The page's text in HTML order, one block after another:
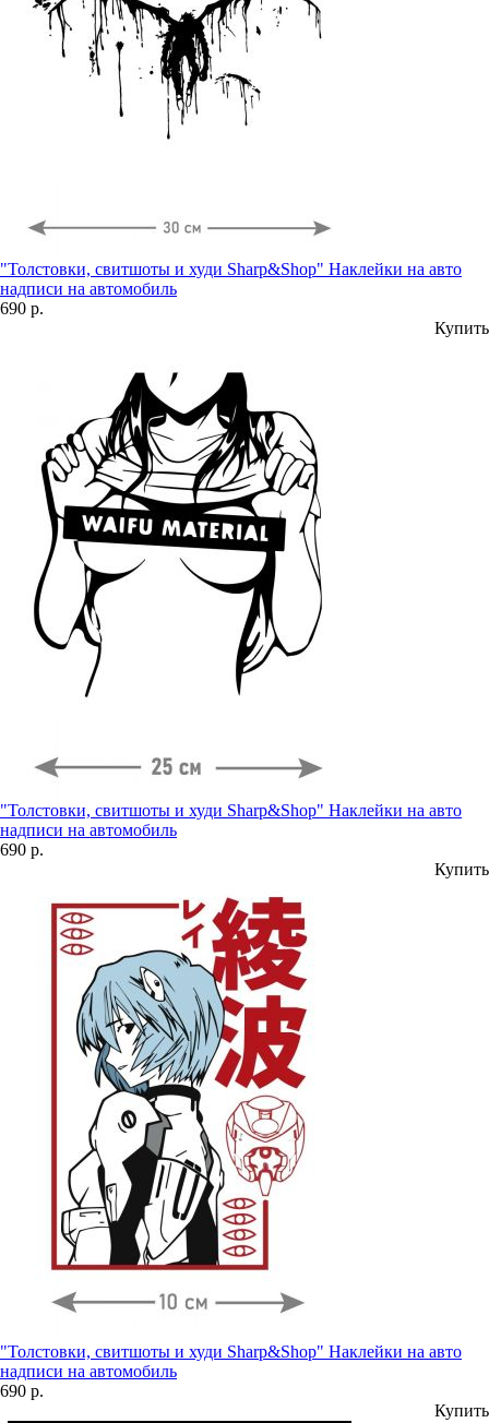
"Толстовки, свитшоты и худи Sharp&Shop" Наклейки на авто
надписи на автомобиль
690 р.
Купить
"Толстовки, свитшоты и худи Sharp&Shop" Наклейки на авто
надписи на автомобиль
690 р.
Купить
"Толстовки, свитшоты и худи Sharp&Shop" Наклейки на авто
надписи на автомобиль
690 р.
Купить